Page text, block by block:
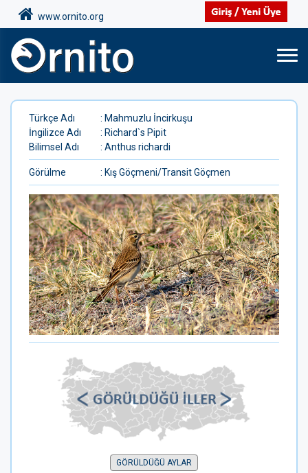
www.ornito.org
Türkçe Adı
: Mahmuzlu İncirkuşu
İngilizce Adı
: Richard`s Pipit
Bilimsel Adı
: Anthus richardi
Görülme : Kış Göçmeni/Transit Göçmen
GÖRÜLDÜĞÜ AYLAR